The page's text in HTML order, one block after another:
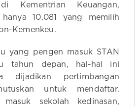
Kementrian Keuangan,
10.081 yang memilih
Kemenkeu.
yang pengen masuk STAN
tahun depan, hal-hal ini
dijadikan pertimbangan
untuk mendaftar.
masuk sekolah kedinasan,